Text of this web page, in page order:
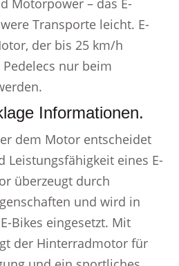
Motorpower – das E-
Transporte leicht. E-
der bis 25 km/h
nur beim
Informationen.
dem Motor entscheidet
Leistungsfähigkeit eines E-
überzeugt durch
und wird in
Bikes eingesetzt. Mit
der Hinterradmotor für